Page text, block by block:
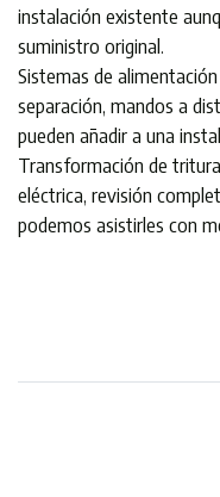
instalación existente
suministro original.
Sistemas de
separación, mandos a
pueden añadir a una
Transformación de
eléctrica, revisión
podemos asistirles con